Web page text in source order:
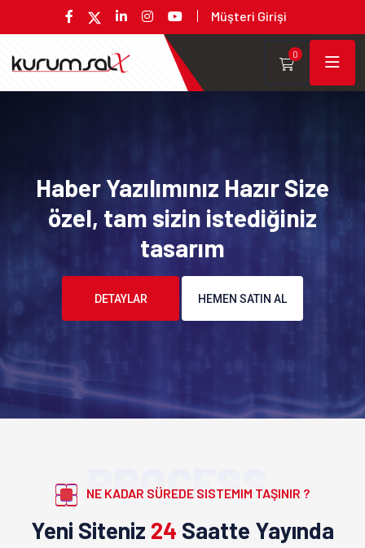
Müşteri Girişi
0
Haber Yazılımınız Hazır Size
özel, tam sizin istediğiniz
tasarım
DETAYLAR HEMEN SATIN AL
PROCESS
NE KADAR SÜREDE SISTEMIM TAŞINIR ?
Yeni Siteniz 24 Saatte Yayında